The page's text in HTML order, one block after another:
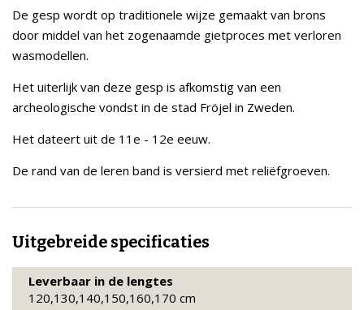
De gesp wordt op traditionele wijze gemaakt van brons
door middel van het zogenaamde gietproces met verloren
wasmodellen.
Het uiterlijk van deze gesp is afkomstig van een
archeologische vondst in de stad Fröjel in Zweden.
Het dateert uit de 11e - 12e eeuw.
De rand van de leren band is versierd met reliëfgroeven.
Uitgebreide specificaties
Leverbaar in de lengtes
120,130,140,150,160,170 cm